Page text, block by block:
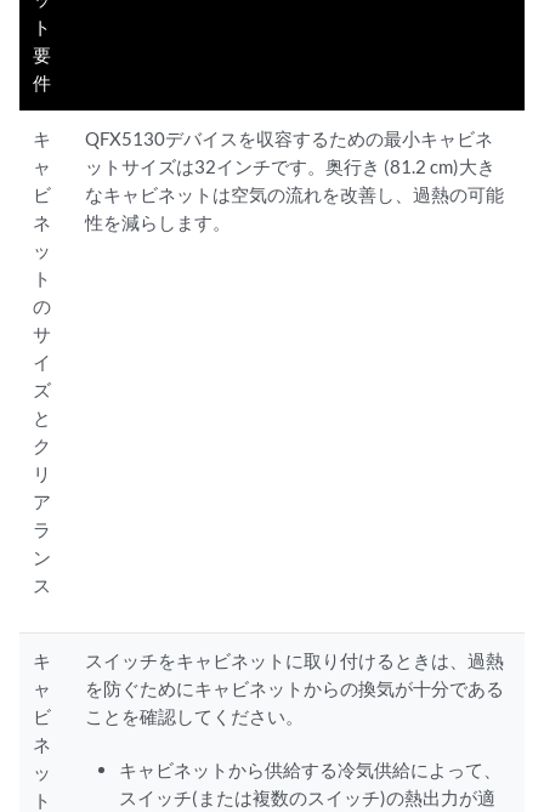
ト
要
件
キ
ャ
ビ
ネ
ッ
ト
の
サ
イ
ズ
と
ク
リ
ア
ラ
ン
ス
QFX5130デバイスを収容するための最小キャビネ
ットサイズは32インチです。奥行き (81.2 cm)大き
なキャビネットは空気の流れを改善し、過熱の可能
性を減らします。
キ
ャ
ビ
ネ
ッ
ト
スイッチをキャビネットに取り付けるときは、過熱
を防ぐためにキャビネットからの換気が十分である
ことを確認してください。
キャビネットから供給する冷気供給によって、
スイッチ(または複数のスイッチ)の熱出力が適